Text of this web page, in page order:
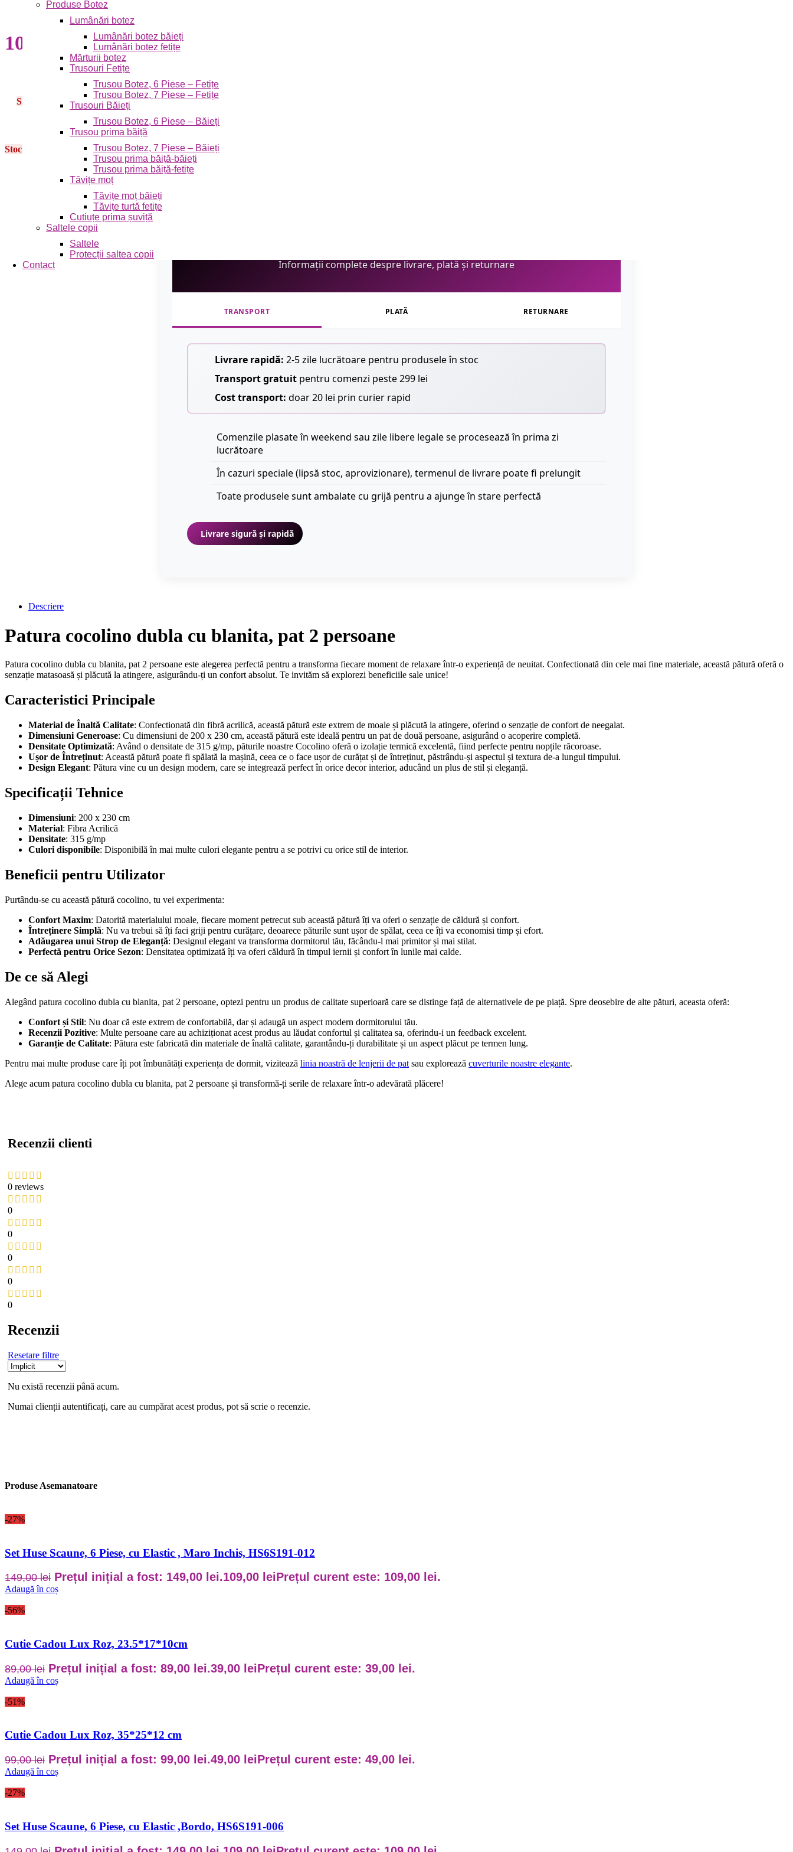
Produse Botez
Lumânări botez
Lumânări botez băieți
Lumânări botez fetițe
Mărturii botez
Trusouri Fetițe
Trusou Botez, 6 Piese – Fetițe
Trusou Botez, 7 Piese – Fetițe
Trusouri Băieți
Trusou Botez, 6 Piese – Băieți
Trusou prima băiță
Trusou Botez, 7 Piese – Băieți
Trusou prima băiță-băieți
Trusou prima băiță-fetițe
Tăvițe moț
Tăvițe moț băieți
Tăvițe turtă fetițe
Cutiuțe prima șuviță
Saltele copii
Saltele
Protecții saltea copii
Contact
109,00 lei
Stoc epuizat
Stoc epuizat
Informații complete despre livrare, plată și returnare
TRANSPORT PLATĂ RETURNARE
Livrare rapidă: 2-5 zile lucrătoare pentru produsele în stoc
Transport gratuit pentru comenzi peste 299 lei
Cost transport: doar 20 lei prin curier rapid
Comenzile plasate în weekend sau zile libere legale se procesează în prima zi
lucrătoare
În cazuri speciale (lipsă stoc, aprovizionare), termenul de livrare poate fi prelungit
Toate produsele sunt ambalate cu grijă pentru a ajunge în stare perfectă
Livrare sigură și rapidă
Descriere
Patura cocolino dubla cu blanita, pat 2 persoane
Patura cocolino dubla cu blanita, pat 2 persoane este alegerea perfectă pentru a transforma fiecare moment de relaxare într-o experiență de neuitat. Confectionată din cele mai fine materiale, această pătură oferă o
senzație matasoasă și plăcută la atingere, asigurându-ți un confort absolut. Te invităm să explorezi beneficiile sale unice!
Caracteristici Principale
Material de Înaltă Calitate: Confectionată din fibră acrilică, această pătură este extrem de moale și plăcută la atingere, oferind o senzație de confort de neegalat.
Dimensiuni Generoase: Cu dimensiuni de 200 x 230 cm, această pătură este ideală pentru un pat de două persoane, asigurând o acoperire completă.
Densitate Optimizată: Având o densitate de 315 g/mp, păturile noastre Cocolino oferă o izolație termică excelentă, fiind perfecte pentru nopțile răcoroase.
Ușor de Întreținut: Această pătură poate fi spălată la mașină, ceea ce o face ușor de curățat și de întreținut, păstrându-și aspectul și textura de-a lungul timpului.
Design Elegant: Pătura vine cu un design modern, care se integrează perfect în orice decor interior, aducând un plus de stil și eleganță.
Specificații Tehnice
Dimensiuni: 200 x 230 cm
Material: Fibra Acrilică
Densitate: 315 g/mp
Culori disponibile: Disponibilă în mai multe culori elegante pentru a se potrivi cu orice stil de interior.
Beneficii pentru Utilizator
Purtându-se cu această pătură cocolino, tu vei experimenta:
Confort Maxim: Datorită materialului moale, fiecare moment petrecut sub această pătură îți va oferi o senzație de căldură și confort.
Întreținere Simplă: Nu va trebui să îți faci griji pentru curățare, deoarece păturile sunt ușor de spălat, ceea ce îți va economisi timp și efort.
Adăugarea unui Strop de Eleganță: Designul elegant va transforma dormitorul tău, făcându-l mai primitor și mai stilat.
Perfectă pentru Orice Sezon: Densitatea optimizată îți va oferi căldură în timpul iernii și confort în lunile mai calde.
De ce să Alegi
Alegând patura cocolino dubla cu blanita, pat 2 persoane, optezi pentru un produs de calitate superioară care se distinge față de alternativele de pe piață. Spre deosebire de alte pături, aceasta oferă:
Confort și Stil: Nu doar că este extrem de confortabilă, dar și adaugă un aspect modern dormitorului tău.
Recenzii Pozitive: Multe persoane care au achiziționat acest produs au lăudat confortul și calitatea sa, oferindu-i un feedback excelent.
Garanție de Calitate: Pătura este fabricată din materiale de înaltă calitate, garantându-ți durabilitate și un aspect plăcut pe termen lung.
Pentru mai multe produse care îți pot îmbunătăți experiența de dormit, vizitează linia noastră de lenjerii de pat sau explorează cuverturile noastre elegante.
Alege acum patura cocolino dubla cu blanita, pat 2 persoane și transformă-ți serile de relaxare într-o adevărată plăcere!
Recenzii clienti
0 reviews
0
0
0
0
0
Recenzii
Resetare filtre
Nu există recenzii până acum.
Numai clienții autentificați, care au cumpărat acest produs, pot să scrie o recenzie.
Produse Asemanatoare
-27%
Set Huse Scaune, 6 Piese, cu Elastic , Maro Inchis, HS6S191-012
149,00lei Prețul inițial a fost: 149,00 lei.109,00 leiPrețul curent este: 109,00 lei.
Adaugă în coș
-56%
Cutie Cadou Lux Roz, 23.5*17*10cm
89,00lei Prețul inițial a fost: 89,00 lei.39,00 leiPrețul curent este: 39,00 lei.
Adaugă în coș
-51%
Cutie Cadou Lux Roz, 35*25*12 cm
99,00lei Prețul inițial a fost: 99,00 lei.49,00 leiPrețul curent este: 49,00 lei.
Adaugă în coș
-27%
Set Huse Scaune, 6 Piese, cu Elastic ,Bordo, HS6S191-006